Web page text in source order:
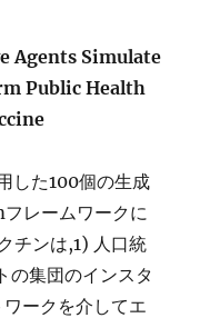
Agents Simulate
Public Health
した100個の生成
レームワークに
チンは,1) 人口統
の集団のインスタ
ークを介してエ